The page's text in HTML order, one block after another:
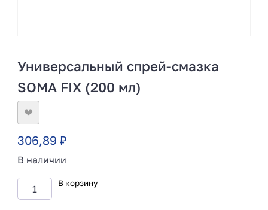
Универсальный спрей-смазка
SOMA FIX (200 мл)
❤
306,89 ₽
В наличии
В корзину